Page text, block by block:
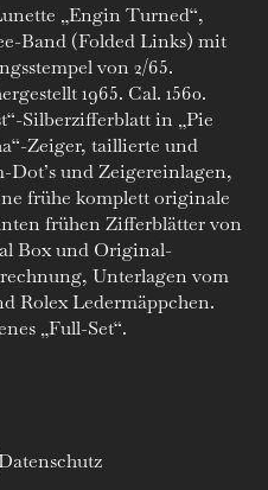
„Engin Turned“,
Band (Folded Links) mit
von 2/65.
1965. Cal. 1560.
Silberzifferblatt in „Pie
Zeiger, taillierte und
und Zeigereinlagen,
frühe komplett originale
frühen Zifferblätter von
Box und Original-
Unterlagen vom
Rolex Ledermäppchen.
„Full-Set“.